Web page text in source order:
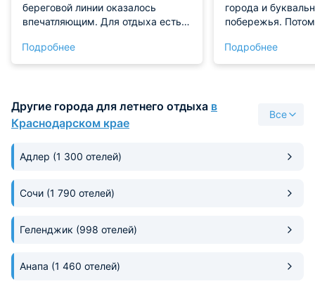
береговой линии оказалось
впечатляющим. Для отдыха есть
отличном состоянии. Питались в
заведениях поблизости.
Подробнее
города и
побережья.
фото видно, что
укомплектована
Убрано отлично.
готовить очень
разные виды
Подробнее
Другие города для летнего отдыха в
Краснодарском крае
Все
Адлер (1 300 отелей)
Сочи (1 790 отелей)
Геленджик (998 отелей)
Анапа (1 460 отелей)